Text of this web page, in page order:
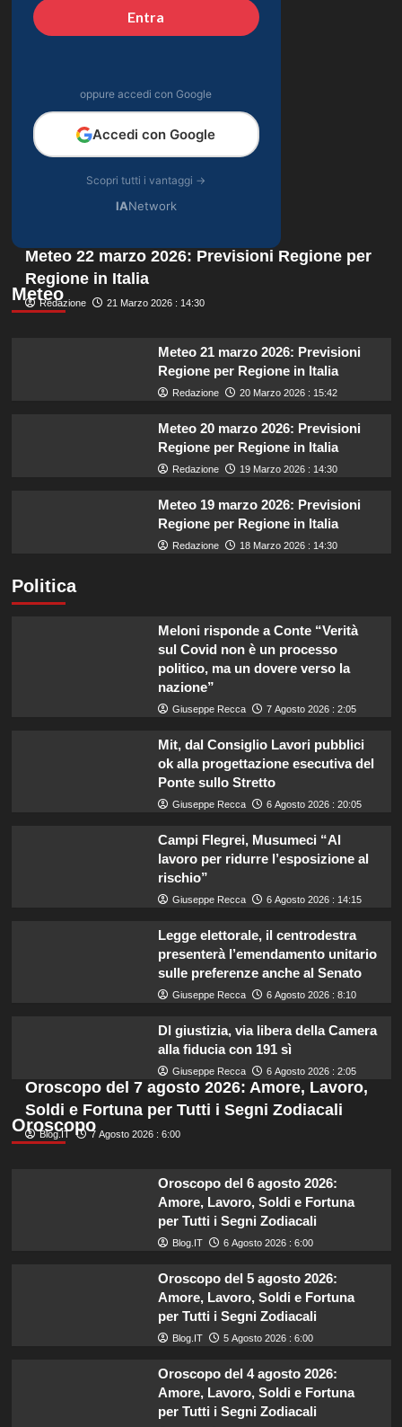
Entra
oppure accedi con Google
Accedi con Google
Scopri tutti i vantaggi →
IANetwork
Meteo
Meteo 22 marzo 2026: Previsioni Regione per
Regione in Italia
Redazione 21 Marzo 2026 : 14:30
Meteo 21 marzo 2026: Previsioni
Regione per Regione in Italia
Redazione 20 Marzo 2026 : 15:42
Meteo 20 marzo 2026: Previsioni
Regione per Regione in Italia
Redazione 19 Marzo 2026 : 14:30
Meteo 19 marzo 2026: Previsioni
Regione per Regione in Italia
Redazione 18 Marzo 2026 : 14:30
Politica
Meloni risponde a Conte “Verità
sul Covid non è un processo
politico, ma un dovere verso la
nazione”
Giuseppe Recca 7 Agosto 2026 : 2:05
Mit, dal Consiglio Lavori pubblici
ok alla progettazione esecutiva del
Ponte sullo Stretto
Giuseppe Recca 6 Agosto 2026 : 20:05
Campi Flegrei, Musumeci “Al
lavoro per ridurre l’esposizione al
rischio”
Giuseppe Recca 6 Agosto 2026 : 14:15
Legge elettorale, il centrodestra
presenterà l’emendamento unitario
sulle preferenze anche al Senato
Giuseppe Recca 6 Agosto 2026 : 8:10
Dl giustizia, via libera della Camera
alla fiducia con 191 sì
Giuseppe Recca 6 Agosto 2026 : 2:05
Oroscopo
Oroscopo del 7 agosto 2026: Amore, Lavoro,
Soldi e Fortuna per Tutti i Segni Zodiacali
Blog.IT 7 Agosto 2026 : 6:00
Oroscopo del 6 agosto 2026:
Amore, Lavoro, Soldi e Fortuna
per Tutti i Segni Zodiacali
Blog.IT 6 Agosto 2026 : 6:00
Oroscopo del 5 agosto 2026:
Amore, Lavoro, Soldi e Fortuna
per Tutti i Segni Zodiacali
Blog.IT 5 Agosto 2026 : 6:00
Oroscopo del 4 agosto 2026:
Amore, Lavoro, Soldi e Fortuna
per Tutti i Segni Zodiacali